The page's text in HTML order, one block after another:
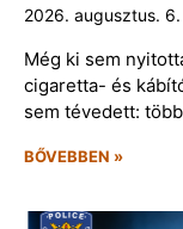
2026. augusztus.
Még ki sem
cigaretta- és
sem tévedett:
BŐVEBBEN »